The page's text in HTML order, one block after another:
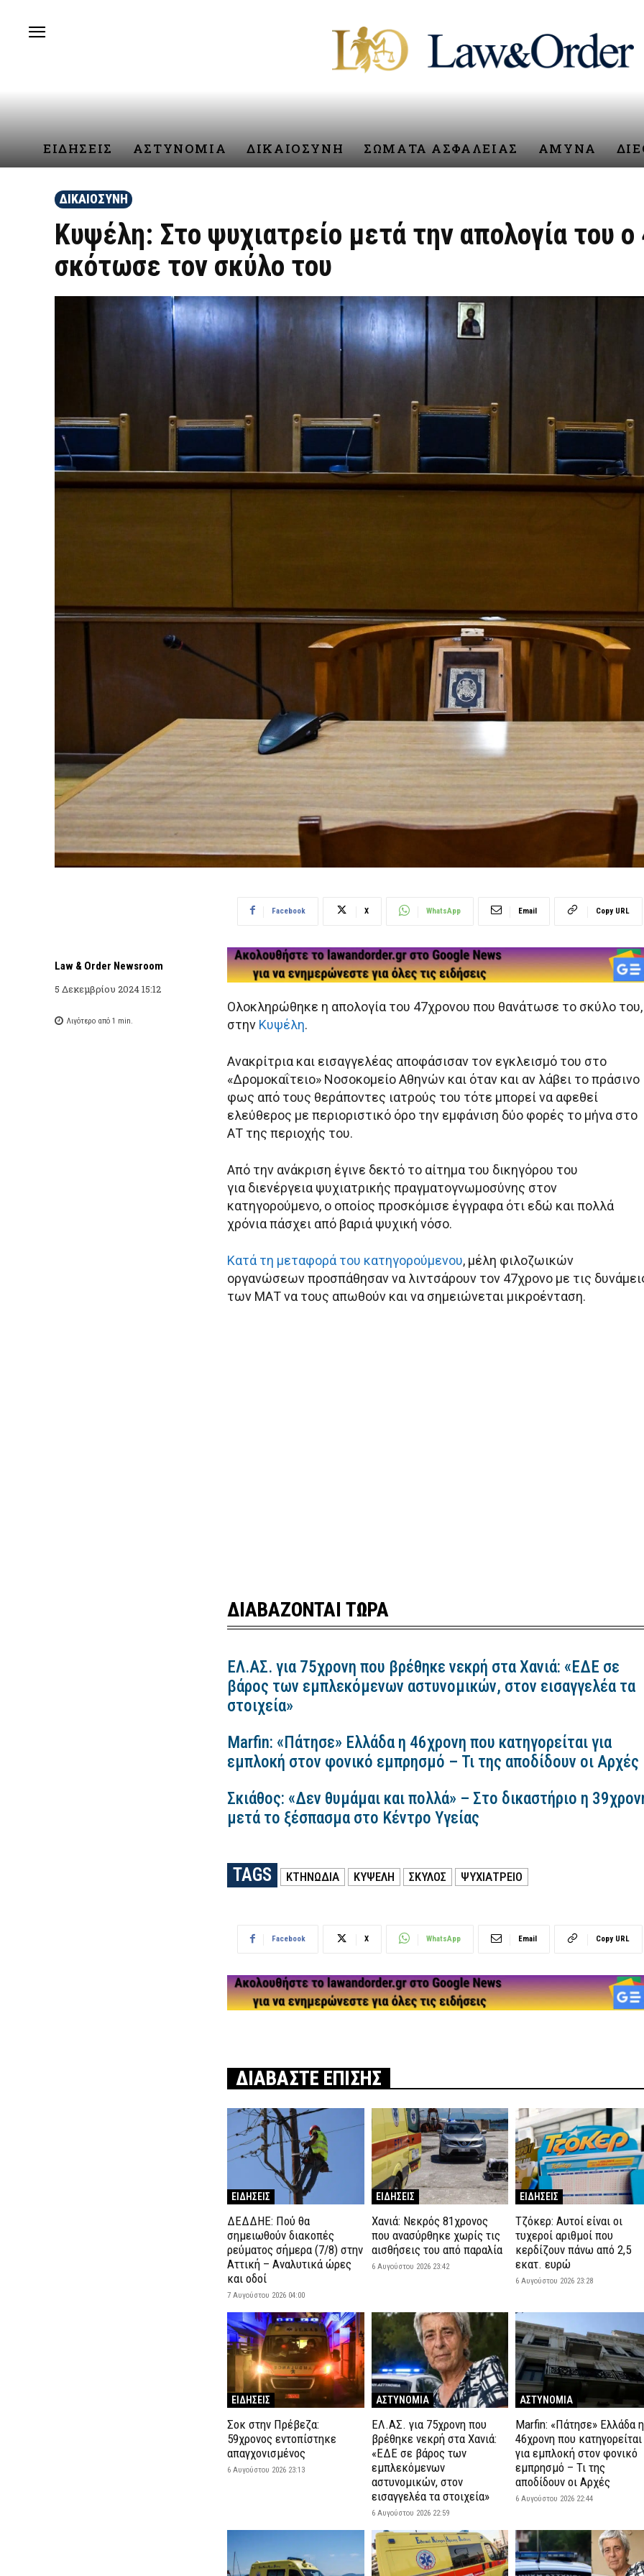
ΕΙΔΗΣΕΙΣ ΑΣΤΥΝΟΜΙΑ ΔΙΚΑΙΟΣΥΝΗ ΣΩΜΑΤΑ ΑΣΦΑΛΕΙΑΣ ΑΜΥΝΑ
ΔΙΚΑΙΟΣΥΝΗ
Κυψέλη: Στο ψυχιατρείο μετά την απολογία του
σκότωσε τον σκύλο του
Law & Order Newsroom
5 Δεκεμβρίου 2024 15:12
Λιγότερο από 1 min.
Facebook X WhatsApp Email Copy URL
Ολοκληρώθηκε η απολογία του 47χρονου που θανάτωσε το σκύλο του,
στην Κυψέλη.
Ανακρίτρια και εισαγγελέας αποφάσισαν τον εγκλεισμό του στο
«Δρομοκαΐτειο» Νοσοκομείο Αθηνών και όταν και αν λάβει το πράσινο
φως από τους θεράποντες ιατρούς του τότε μπορεί να αφεθεί
ελεύθερος με περιοριστικό όρο την εμφάνιση δύο φορές το μήνα στο
ΑΤ της περιοχής του.
Από την ανάκριση έγινε δεκτό το αίτημα του δικηγόρου του
για διενέργεια ψυχιατρικής πραγματογνωμοσύνης στον
κατηγορούμενο, ο οποίος προσκόμισε έγγραφα ότι εδώ και πολλά
χρόνια πάσχει από βαριά ψυχική νόσο.
Κατά τη μεταφορά του κατηγορούμενου, μέλη φιλοζωικών
οργανώσεων προσπάθησαν να λιντσάρουν τον 47χρονο με τις
των ΜΑΤ να τους απωθούν και να σημειώνεται μικροένταση.
ΔΙΑΒΑΖΟΝΤΑΙ ΤΩΡΑ
ΕΛ.ΑΣ. για 75χρονη που βρέθηκε νεκρή στα Χανιά: «ΕΔΕ σε
βάρος των εμπλεκόμενων αστυνομικών, στον εισαγγελέα τα
στοιχεία»
Marfin: «Πάτησε» Ελλάδα η 46χρονη που κατηγορείται για
εμπλοκή στον φονικό εμπρησμό – Τι της αποδίδουν οι Αρχές
Σκιάθος: «Δεν θυμάμαι και πολλά» – Στο δικαστήριο η
μετά το ξέσπασμα στο Κέντρο Υγείας
TAGS ΚΤΗΝΩΔΙΑ ΚΥΨΕΛΗ ΣΚΥΛΟΣ ΨΥΧΙΑΤΡΕΙΟ
Facebook X WhatsApp Email Copy URL
ΔΙΑΒΑΣΤΕ ΕΠΙΣΗΣ
ΕΙΔΗΣΕΙΣ
ΔΕΔΔΗΕ: Πού θα
σημειωθούν διακοπές
ρεύματος σήμερα (7/8) στην
Αττική – Αναλυτικά ώρες
και οδοί
7 Αυγούστου 2026 04:00
ΕΙΔΗΣΕΙΣ
Χανιά: Νεκρός 81χρονος
που ανασύρθηκε χωρίς τις
αισθήσεις του από παραλία
6 Αυγούστου 2026 23:42
ΕΙΔΗΣΕΙΣ
Τζόκερ: Αυτοί είναι οι
τυχεροί αριθμοί που
κερδίζουν πάνω από 2,5
εκατ. ευρώ
6 Αυγούστου 2026 23:28
ΕΙΔΗΣΕΙΣ
Σοκ στην Πρέβεζα:
59χρονος εντοπίστηκε
απαγχονισμένος
6 Αυγούστου 2026 23:13
ΑΣΤΥΝΟΜΙΑ
ΕΛ.ΑΣ. για 75χρονη που
βρέθηκε νεκρή στα Χανιά:
«ΕΔΕ σε βάρος των
εμπλεκόμενων
αστυνομικών, στον
εισαγγελέα τα στοιχεία»
6 Αυγούστου 2026 22:59
ΑΣΤΥΝΟΜΙΑ
Marfin: «Πάτησε» Ελλάδα η
46χρονη που κατηγορείται
για εμπλοκή στον φονικό
εμπρησμό – Τι της
αποδίδουν οι Αρχές
6 Αυγούστου 2026 22:44